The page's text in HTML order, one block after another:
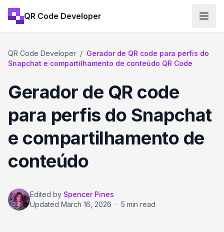
QR Code Developer
QR Code Developer / Gerador de QR code para perfis do
Snapchat e compartilhamento de conteúdo QR Code
Gerador de QR code
para perfis do Snapchat
e compartilhamento de
conteúdo
Edited by Spencer Pines
Updated March 16, 2026 · 5 min read